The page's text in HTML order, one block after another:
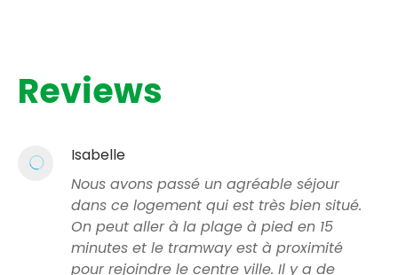
Reviews
Isabelle
Nous avons passé un agréable séjour
dans ce logement qui est très bien situé.
On peut aller à la plage à pied en 15
minutes et le tramway est à proximité
pour rejoindre le centre ville. Il y a de